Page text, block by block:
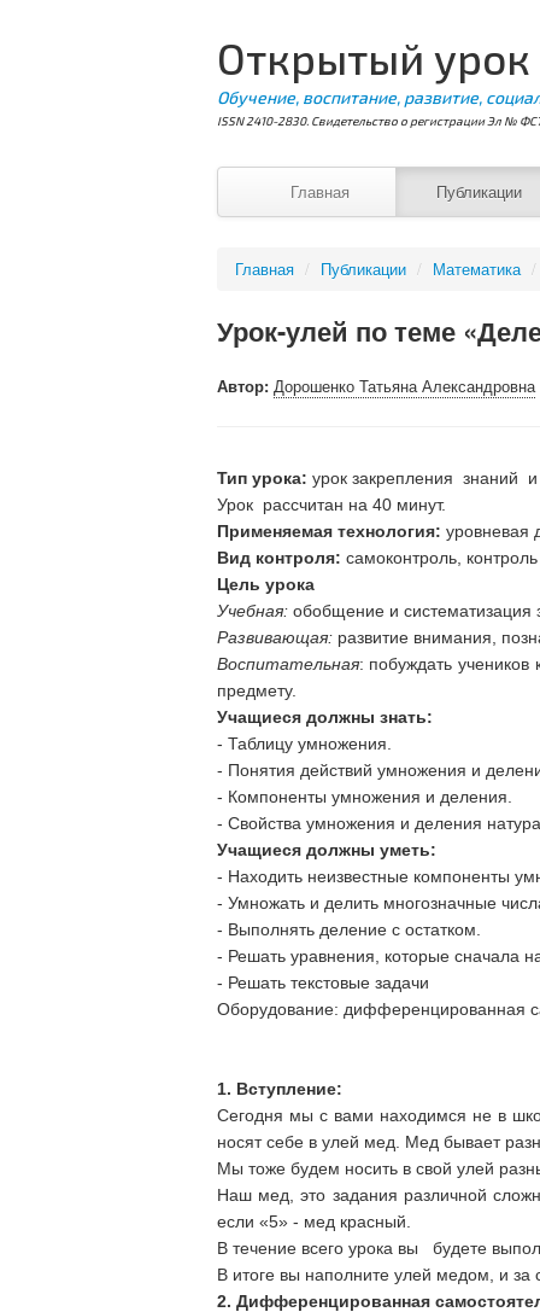
Открытый урок
Обучение, воспитание, развитие,
ISSN 2410-2830. Свидетельство о регистрации Эл №
Главная Публикации
Главная / Публикации / Математика /
Урок-улей по теме
Автор: Дорошенко Татьяна Александровна
Тип урока: урок закрепления знаний и
Урок рассчитан на 40 минут.
Применяемая технология: уровневая
Вид контроля: самоконтроль, контроль
Цель урока
Учебная: обобщение и систематизация
Развивающая:развитие внимания,
Воспитательная: побуждать учеников
предмету.
Учащиеся должны знать:
- Таблицу умножения.
- Понятия действий умножения и
- Компоненты умножения и деления.
- Свойства умножения и деления
Учащиеся должны уметь:
- Находить неизвестные компоненты
- Умножать и делить многозначные
- Выполнять деление с остатком.
- Решать уравнения, которые сначала
- Решать текстовые задачи
Оборудование: дифференцированная
1. Вступление:
Сегодня мы с вами находимся не в
носят себе в улей мед. Мед бывает
Мы тоже будем носить в свой улей
Наш мед, это задания различной
если «5» - мед красный.
В течение всего урока вы будете
В итоге вы наполните улей медом, и за
2. Дифференцированная